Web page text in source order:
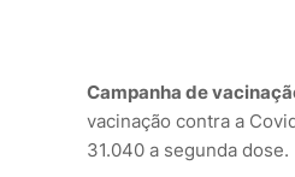
Campanha de
vacinação contra a
31.040 a segunda dose.